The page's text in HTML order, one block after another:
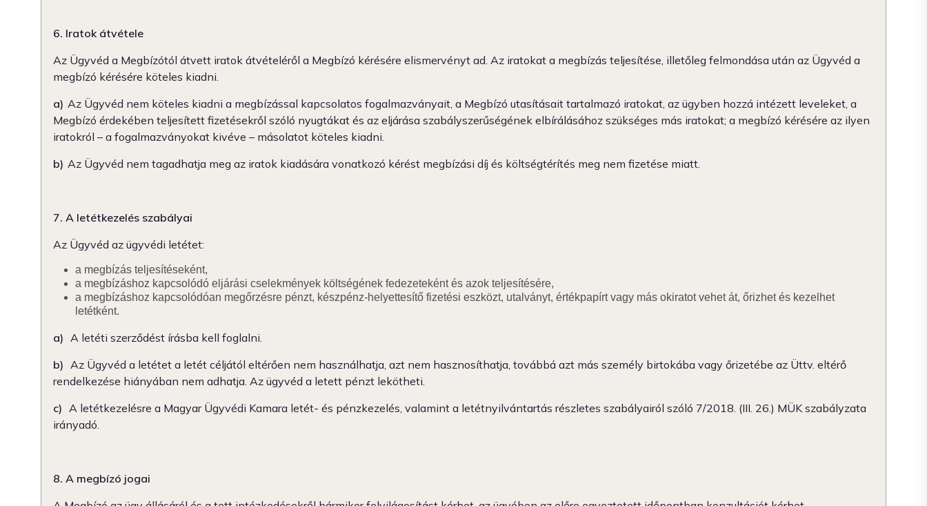
6. Iratok átvétele
Az Ügyvéd a Megbízótól átvett iratok átvételéről a Megbízó kérésére elismervényt ad. Az iratokat a megbízás teljesítése, illetőleg felmondása után az Ügyvéd a
megbízó kérésére köteles kiadni.
a) Az Ügyvéd nem köteles kiadni a megbízással kapcsolatos fogalmazványait, a Megbízó utasításait tartalmazó iratokat, az ügyben hozzá intézett leveleket, a
Megbízó érdekében teljesített fizetésekről szóló nyugtákat és az eljárása szabályszerűségének elbírálásához szükséges más iratokat; a megbízó kérésére az ilyen
iratokról – a fogalmazványokat kivéve – másolatot köteles kiadni.
b) Az Ügyvéd nem tagadhatja meg az iratok kiadására vonatkozó kérést megbízási díj és költségtérítés meg nem fizetése miatt.
7. A letétkezelés szabályai
Az Ügyvéd az ügyvédi letétet:
a megbízás teljesítéseként,
a megbízáshoz kapcsolódó eljárási cselekmények költségének fedezeteként és azok teljesítésére,
a megbízáshoz kapcsolódóan megőrzésre pénzt, készpénz-helyettesítő fizetési eszközt, utalványt, értékpapírt vagy más okiratot vehet át, őrizhet és kezelhet
letétként.
a) A letéti szerződést írásba kell foglalni.
b) Az Ügyvéd a letétet a letét céljától eltérően nem használhatja, azt nem hasznosíthatja, továbbá azt más személy birtokába vagy őrizetébe az Üttv. eltérő
rendelkezése hiányában nem adhatja. Az ügyvéd a letett pénzt lekötheti.
c) A letétkezelésre a Magyar Ügyvédi Kamara letét- és pénzkezelés, valamint a letétnyilvántartás részletes szabályairól szóló 7/2018. (III. 26.) MÜK szabályzata
irányadó.
8. A megbízó jogai